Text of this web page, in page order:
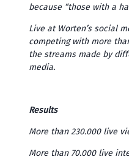
because “those with a
Live at Worten’s social
competing with more
the streams made by
media.
Results
More than 230.000 live
More than 70.000 live